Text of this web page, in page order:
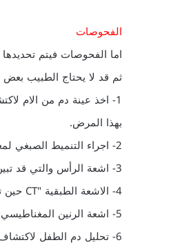
الفحوصات
اما الفحوصات فيتم
ثم قد لا يحتاج الطبيب
1- اخذ عينة دم من الام
بهذا المرض.
2- اجراء التنميط الصبغي لمعرفة نوعية اختلال الصبغات لدى الطفل.
3- اشعة الرأس والتي قد تبين بعض التكلسات.
4- الاشعة الطبقية "CT حين تكشف التشوهات البنيوية في الدماغ وكذلك بعض التكلسات.
5- اشعة الرنين المغناطيسي والتي تستخدم لاكتشاف التشوهات الخلقية في المخ الدقيقة.
6- تحليل دم الطفل لاكتشاف بعض الامراض التي تنتقل من الدم.